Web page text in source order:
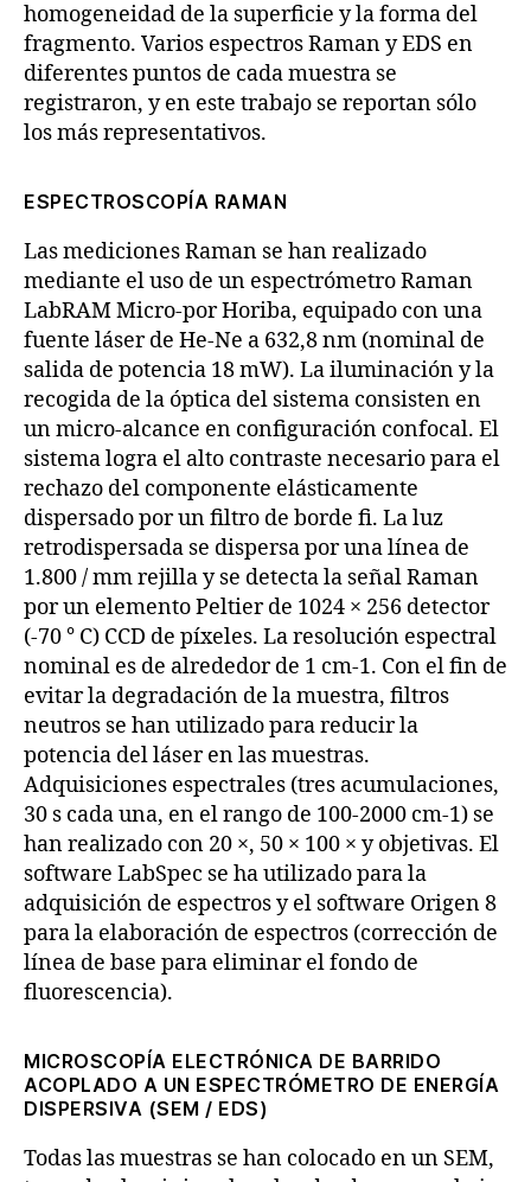
homogeneidad de la superficie y la forma del
fragmento. Varios espectros Raman y EDS en
diferentes puntos de cada muestra se
registraron, y en este trabajo se reportan sólo
los más representativos.
ESPECTROSCOPÍA RAMAN
Las mediciones Raman se han realizado
mediante el uso de un espectrómetro Raman
LabRAM Micro-por Horiba, equipado con una
fuente láser de He-Ne a 632,8 nm (nominal de
salida de potencia 18 mW). La iluminación y la
recogida de la óptica del sistema consisten en
un micro-alcance en configuración confocal. El
sistema logra el alto contraste necesario para el
rechazo del componente elásticamente
dispersado por un filtro de borde fi. La luz
retrodispersada se dispersa por una línea de
1.800 / mm rejilla y se detecta la señal Raman
por un elemento Peltier de 1024 × 256 detector
(-70 ° C) CCD de píxeles. La resolución espectral
nominal es de alrededor de 1 cm-1. Con el fin de
evitar la degradación de la muestra, filtros
neutros se han utilizado para reducir la
potencia del láser en las muestras.
Adquisiciones espectrales (tres acumulaciones,
30 s cada una, en el rango de 100-2000 cm-1) se
han realizado con 20 ×, 50 × 100 × y objetivas. El
software LabSpec se ha utilizado para la
adquisición de espectros y el software Origen 8
para la elaboración de espectros (corrección de
línea de base para eliminar el fondo de
fluorescencia).
MICROSCOPÍA ELECTRÓNICA DE BARRIDO
ACOPLADO A UN ESPECTRÓMETRO DE ENERGÍA
DISPERSIVA (SEM / EDS)
Todas las muestras se han colocado en un SEM,